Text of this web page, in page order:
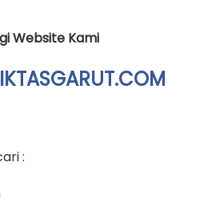
Website Kami
: